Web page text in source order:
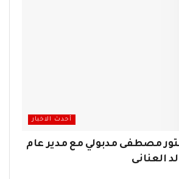
أحدث الاخبار
مصطفى مدبولي مع مدير عام
العنانى